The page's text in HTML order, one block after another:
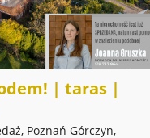
| taras |
Poznań Górczyn,